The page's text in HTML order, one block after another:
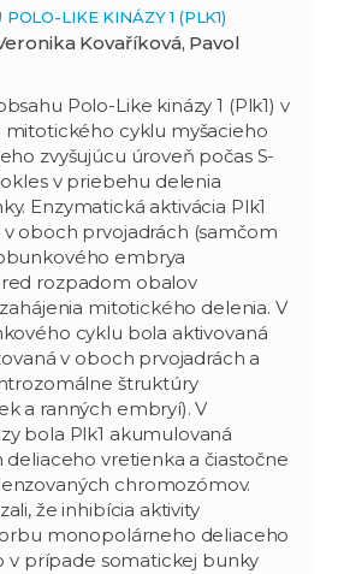
LIKE KINÁZY 1 (PLK1)
Kovaříková, Pavol
Polo-Like kinázy 1 (Plk1) v
cyklu myšacieho
zvyšujúcu úroveň počas S-
v priebehu delenia
Enzymatická aktivácia Plk1
oboch prvojadrách (samčom
embrya
rozpadom obalov
mitotického delenia. V
cyklu bola aktivovaná
v oboch prvojadrách a
štruktúry
a ranných embryí). V
bola Plk1 akumulovaná
vretienka a čiastočne
chromozómov.
že inhibícia aktivity
monopolárneho deliaceho
v prípade somatickej bunky